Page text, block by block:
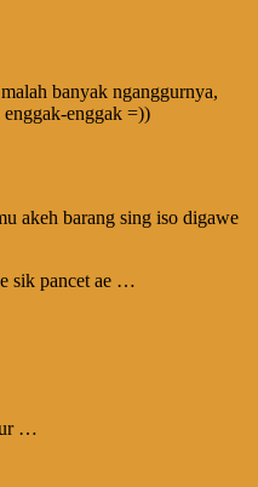
banyak nganggurnya,
enggak =))
akeh barang sing iso digawe
sik pancet ae …
…